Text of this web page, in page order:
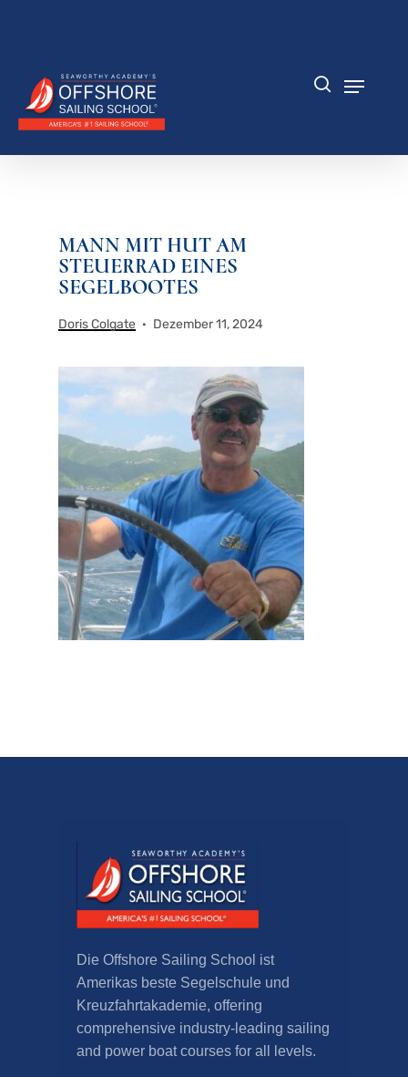
MANN MIT HUT AM
STEUERRAD EINES
SEGELBOOTES
Doris Colgate Dezember 11, 2024
Die Offshore Sailing School ist
Amerikas beste Segelschule und
Kreuzfahrtakademie, offering
comprehensive industry-leading sailing
and power boat courses for all levels.